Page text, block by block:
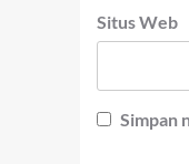
Situs Web
Simpan